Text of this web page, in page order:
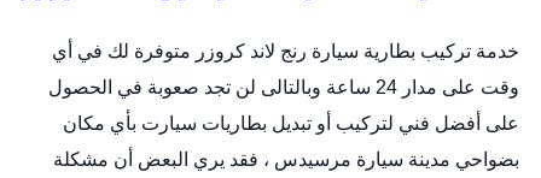
خدمة تركيب بطارية سيارة رنج لاند كروزر متوفرة لك في أي
وقت على مدار 24 ساعة وبالتالى لن تجد صعوبة في الحصول
على أفضل فني لتركيب أو تبديل بطاريات سيارت بأي مكان
بضواحي مدينة سيارة مرسيدس ، فقد يري البعض أن مشكلة